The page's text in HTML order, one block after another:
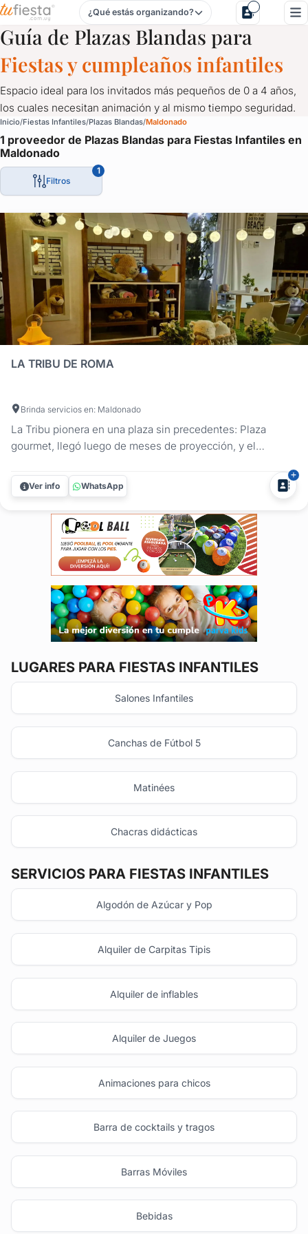
Plazas Blandas para Fiestas Infantiles en Uruguay
¿Qué estás organizando?
Guía de Plazas Blandas para
Fiestas y cumpleaños infantiles
Espacio ideal para los invitados más pequeños de 0 a 4 años,
los cuales necesitan animación y al mismo tiempo seguridad.
Inicio Fiestas Infantiles Plazas Blandas Maldonado
1 proveedor de Plazas Blandas para Fiestas Infantiles en
Maldonado
Filtros
1
LA TRIBU DE ROMA
Brinda servicios en: Maldonado
La Tribu pionera en una plaza sin precedentes: Plaza
gourmet, llegó luego de meses de proyección, y el
soñó con una casita así alguna vez? Sin embargo “Plaza
Gourmet” es mucho más que una casita bella. Es la
posibilidad de jugar...
Ver info WhatsApp
LUGARES PARA FIESTAS INFANTILES
Salones Infantiles
Canchas de Fútbol 5
Matinées
Chacras didácticas
SERVICIOS PARA FIESTAS INFANTILES
Algodón de Azúcar y Pop
Alquiler de Carpitas Tipis
Alquiler de inflables
Alquiler de Juegos
Animaciones para chicos
Barra de cocktails y tragos
Barras Móviles
Bebidas
Plazas Blandas para Fiestas Infantiles en Maldonado
Espacio ideal para los invitados más pequeños de 0 a 4 años,